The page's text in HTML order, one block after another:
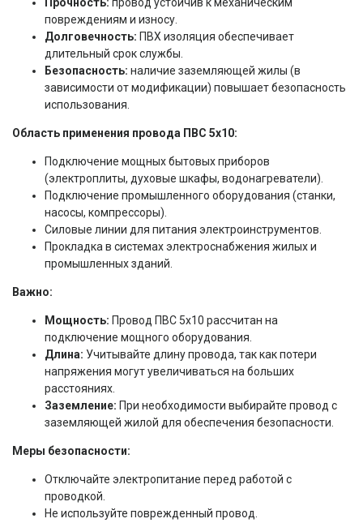
повреждениям и износу.
Долговечность: ПВХ изоляция обеспечивает
длительный срок службы.
Безопасность: наличие заземляющей жилы (в
зависимости от модификации) повышает безопасность
использования.
Область применения провода ПВС 5x10:
Подключение мощных бытовых приборов
(электроплиты, духовые шкафы, водонагреватели).
Подключение промышленного оборудования (станки,
насосы, компрессоры).
Силовые линии для питания электроинструментов.
Прокладка в системах электроснабжения жилых и
промышленных зданий.
Важно:
Мощность: Провод ПВС 5x10 рассчитан на
подключение мощного оборудования.
Длина: Учитывайте длину провода, так как потери
напряжения могут увеличиваться на больших
расстояниях.
Заземление: При необходимости выбирайте провод с
заземляющей жилой для обеспечения безопасности.
Меры безопасности:
Отключайте электропитание перед работой с
проводкой.
Не используйте поврежденный провод.